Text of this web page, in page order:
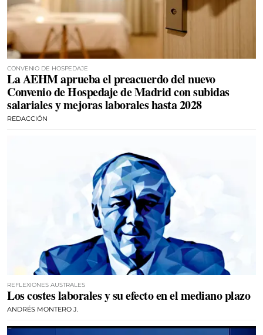
CONVENIO DE HOSPEDAJE
La AEHM aprueba el preacuerdo del nuevo
Convenio de Hospedaje de Madrid con subidas
salariales y mejoras laborales hasta 2028
REDACCIÓN
REFLEXIONES AUSTRALES
Los costes laborales y su efecto en el mediano plazo
ANDRÉS MONTERO J.